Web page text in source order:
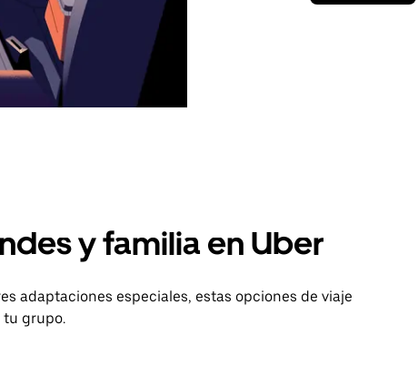
y familia en Uber
adaptaciones especiales, estas opciones de viaje
tu grupo.